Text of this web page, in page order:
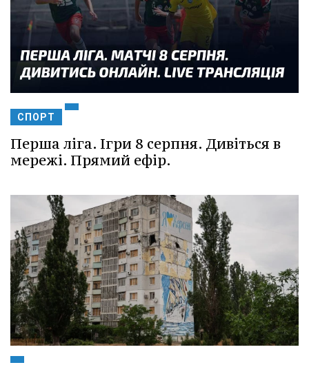
СПОРТ
Перша ліга. Ігри 8 серпня. Дивіться в
мережі. Прямий ефір.